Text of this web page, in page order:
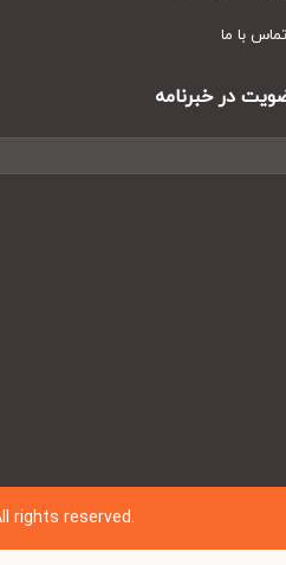
با ما
در خبرنامه
rights reserved.